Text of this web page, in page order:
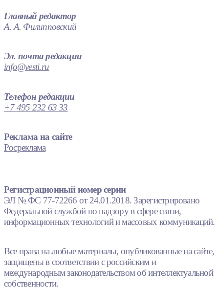
Главный редактор
А. А. Филипповский
Эл. почта редакции
info@vesti.ru
Телефон редакции
+7 495 232 63 33
Реклама на сайте
Росреклама
Регистрационный номер серии
ЭЛ № ФС 77-72266 от 24.01.2018. Зарегистрировано
Федеральной службой по надзору в сфере связи,
информационных технологий и массовых коммуникаций.
Все права на любые материалы, опубликованные на сайте,
защищены в соответствии с российским и
международным законодательством об интеллектуальной
собственности.